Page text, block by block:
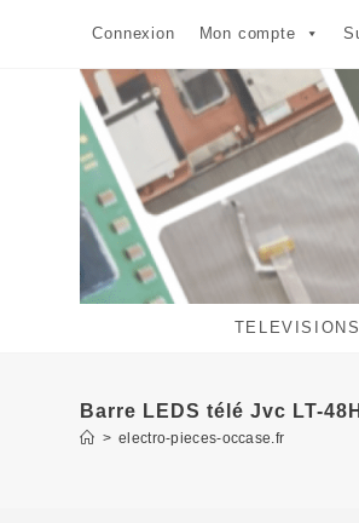
Connexion Mon compte
TELEVISIONS
Barre LEDS télé Jvc LT-
> electro-pieces-occase.fr